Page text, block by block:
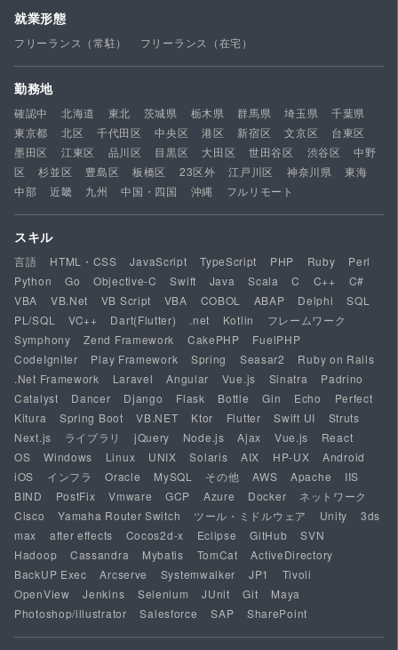
就業形態
フリーランス（常駐） フリーランス（在宅）
勤務地
確認中 北海道 東北 茨城県 栃木県 群馬県 埼玉県
千葉県
東京都
北区 千代田区 中央区 港区 新宿区 文京区
台東区
墨田区
江東区 品川区 目黒区 大田区 世田谷区 渋谷区
中野
区
杉並区 豊島区 板橋区 23区外 江戸川区 神奈川県
東海
中部
近畿 九州 中国・四国 沖縄 フルリモート
スキル
言語 HTML・CSS JavaScript TypeScript PHP Ruby
Perl
Python
Go Objective-C Swift Java Scala C C++
C#
VBA
VB.Net VB Script VBA COBOL ABAP Delphi
SQL
PL/SQL
VC++ Dart(Flutter) .net Kotlin
フレームワーク
Symphony
Zend Framework CakePHP
FuelPHP
CodeIgniter
Play Framework Spring Seasar2
Ruby on Rails
.Net Framework
Laravel Angular Vue.js Sinatra
Padrino
Catalyst
Dancer Django Flask Bottle Gin Echo
Perfect
Kitura
Spring Boot VB.NET Ktor Flutter Swift UI
Struts
Next.js
ライブラリ jQuery Node.js Ajax Vue.js
React
OS
Windows Linux UNIX Solaris AIX HP-UX
Android
iOS
インフラ Oracle MySQL その他 AWS Apache
IIS
BIND
PostFix Vmware GCP Azure Docker
ネットワーク
Cisco
Yamaha Router Switch ツール・ミドルウェア Unity
3ds
max
after effects Cocos2d-x Eclipse GitHub
SVN
Hadoop
Cassandra Mybatis TomCat
ActiveDirectory
BackUP Exec
Arcserve Systemwalker JP1
Tivoli
OpenView
Jenkins Selenium JUnit Git
Maya
Photoshop/illustrator
Salesforce SAP SharePoint